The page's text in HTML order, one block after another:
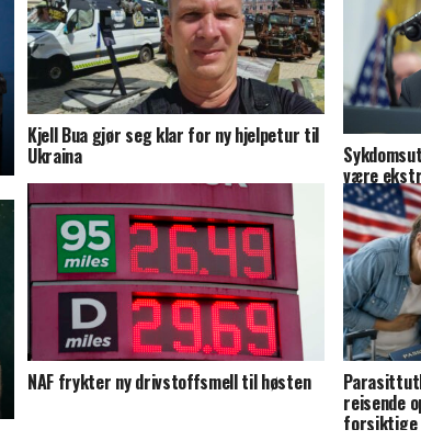
Kjell Bua gjør seg klar for ny hjelpetur til
Ukraina
være
NAF frykter ny drivstoffsmell til høsten
reisende
forsiktige